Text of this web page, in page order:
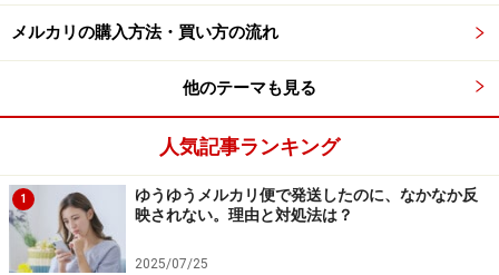
商品を送ることは難しいでしょう。
一方ゆうパケットポストは、ネコポスとほぼ同じサイズ
ですし（3辺合計60cm以内、長辺34cm以内）、料金は
全国一律で税込215円です（ネコポスは全国一律で税込
210円）。そして、ポストの投函口を通ればOKなので、
ネコポスの厚みの上限である「3cm」を若干オーバーし
ても発送できます。
メルカリの購入方法・買い方の流れ
他のテーマも見る
人気記事ランキング
1
ゆうゆうメルカリ便で発送したのに、なかなか反
映されない。理由と対処法は？
2025/07/25